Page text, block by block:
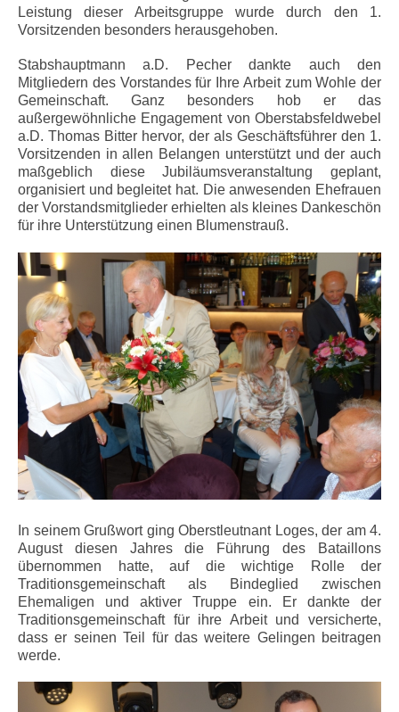
Leistung dieser Arbeitsgruppe wurde durch den 1.
Vorsitzenden besonders herausgehoben.
Stabshauptmann a.D. Pecher dankte auch den
Mitgliedern des Vorstandes für Ihre Arbeit zum Wohle der
Gemeinschaft. Ganz besonders hob er das
außergewöhnliche Engagement von Oberstabsfeldwebel
a.D. Thomas Bitter hervor, der als Geschäftsführer den 1.
Vorsitzenden in allen Belangen unterstützt und der auch
maßgeblich diese Jubiläumsveranstaltung geplant,
organisiert und begleitet hat. Die anwesenden Ehefrauen
der Vorstandsmitglieder erhielten als kleines Dankeschön
für ihre Unterstützung einen Blumenstrauß.
In seinem Grußwort ging Oberstleutnant Loges, der am 4.
August diesen Jahres die Führung des Bataillons
übernommen hatte, auf die wichtige Rolle der
Traditionsgemeinschaft als Bindeglied zwischen
Ehemaligen und aktiver Truppe ein. Er dankte der
Traditionsgemeinschaft für ihre Arbeit und versicherte,
dass er seinen Teil für das weitere Gelingen beitragen
werde.